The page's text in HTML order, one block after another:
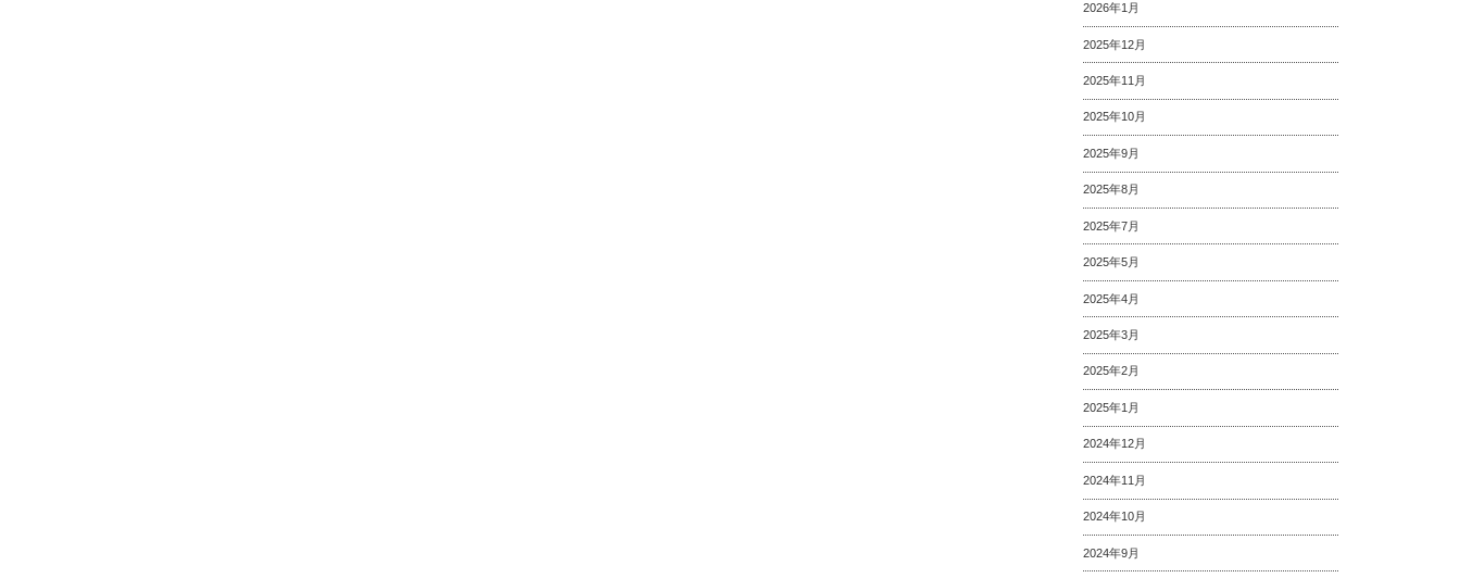
2026年1月
2025年12月
2025年11月
2025年10月
2025年9月
2025年8月
2025年7月
2025年5月
2025年4月
2025年3月
2025年2月
2025年1月
2024年12月
2024年11月
2024年10月
2024年9月